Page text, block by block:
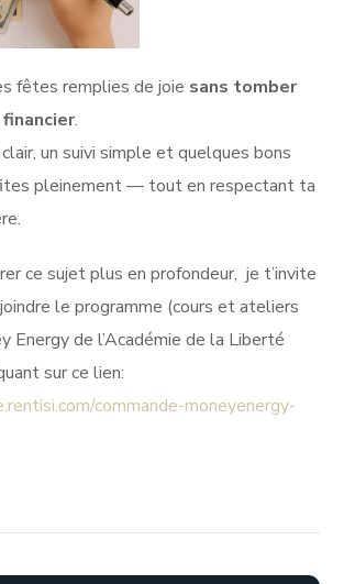
fêtes remplies de joie sans tomber
.
un suivi simple et quelques bons
pleinement — tout en respectant ta
ce sujet plus en profondeur, je t’invite
le programme (cours et ateliers
Energy de l’Académie de la Liberté
sur ce lien:
commande-moneyenergy-